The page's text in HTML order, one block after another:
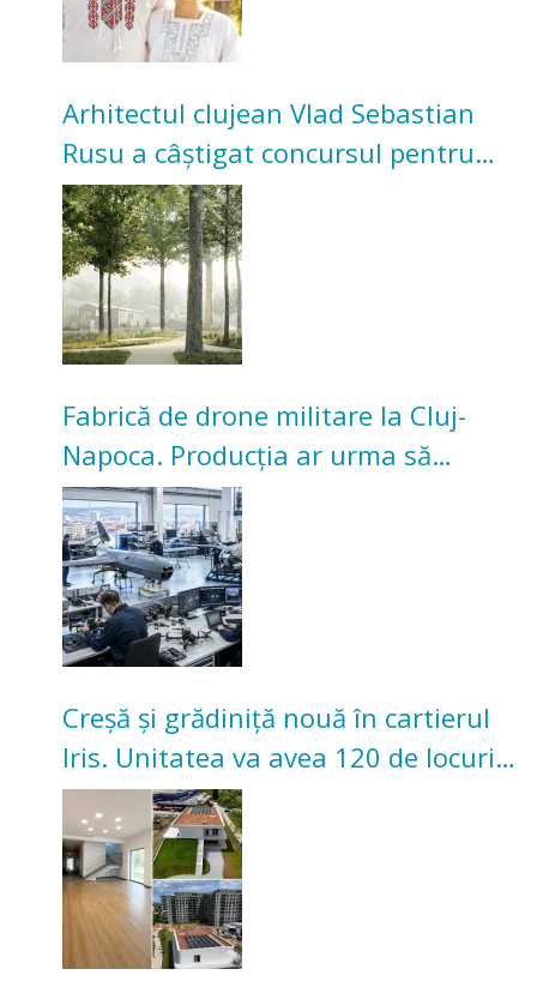
Arhitectul clujean Vlad Sebastian
Rusu a câștigat concursul pentru
transformarea Grădinii Casei
Universitarilor
Fabrică de drone militare la Cluj-
Napoca. Producția ar urma să
înceapă în toamna acestui an
Creșă și grădiniță nouă în cartierul
Iris. Unitatea va avea 120 de locuri
pentru copii